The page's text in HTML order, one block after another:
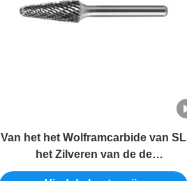
Van het het Wolframcarbide van SL
het Zilveren van de de
Matrijzenmolen van Burr Bits